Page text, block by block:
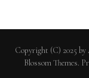
Copyright (C) 2025 by
Blossom Themes.